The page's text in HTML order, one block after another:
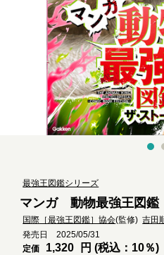
最強王図鑑シリーズ
マンガ 動物最強王図
国際［最強王図鑑］協会(監修)吉田
発売日 2025/05/31
定価
1,320 円 (税込：10％)